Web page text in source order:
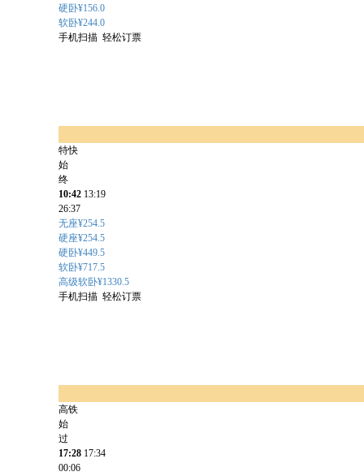
硬卧¥156.0
软卧¥244.0
手机扫描 轻松订票
特快
始
终
10:42 13:19
26:37
无座¥254.5
硬座¥254.5
硬卧¥449.5
软卧¥717.5
高级软卧¥1330.5
手机扫描 轻松订票
高铁
始
过
17:28 17:34
00:06